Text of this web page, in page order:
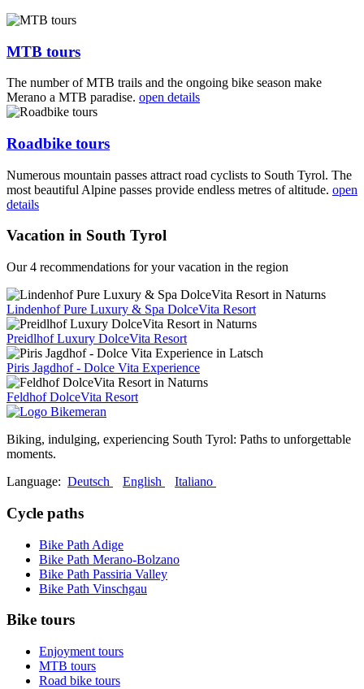
MTB tours
The number of MTB trails and the ongoing bike season make
Merano a MTB paradise. open details
Roadbike tours
Numerous mountain passes attract road cyclists to South Tyrol. The
most beautiful Alpine passes provide endless metres of altitude. open
details
Vacation in South Tyrol
Our 4 recommendations for your vacation in the region
Lindenhof Pure Luxury & Spa DolceVita Resort
Preidlhof Luxury DolceVita Resort
Piris Jagdhof - Dolce Vita Experience
Feldhof DolceVita Resort
Biking, indulging, experiencing South Tyrol: Paths to unforgettable
moments.
Language: Deutsch English Italiano
Cycle paths
Bike Path Adige
Bike Path Merano-Bolzano
Bike Path Passiria Valley
Bike Path Vinschgau
Bike tours
Enjoyment tours
MTB tours
Road bike tours